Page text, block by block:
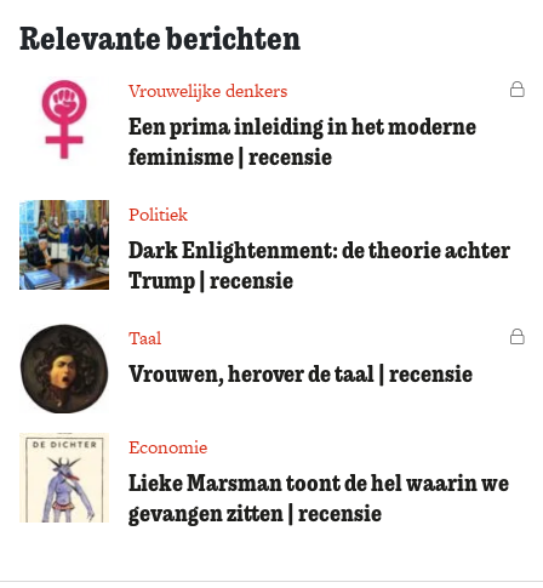
Relevante berichten
Vrouwelijke denkers
Een prima inleiding in het moderne
feminisme | recensie
Politiek
Dark Enlightenment: de theorie achter
Trump | recensie
Taal
Vrouwen, herover de taal | recensie
Economie
Lieke Marsman toont de hel waarin we
gevangen zitten | recensie